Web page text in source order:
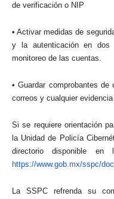
de verificación o NIP
• Activar medidas de
y la autenticación en dos
monitoreo de las cuentas.
• Guardar comprobantes
correos y cualquier
Si se requiere orientación
la Unidad de Policía
directorio disponible
https://www.gob.mx/sspc/
La SSPC refrenda su